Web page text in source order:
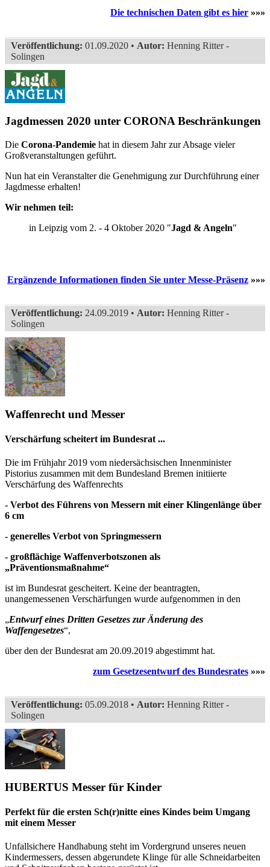
Die technischen Daten gibt es hier »»»
Veröffentlichung: 01.09.2020 • Autor: Henning Ritter -
Solingen
Jagdmessen 2020 unter CORONA Beschränkungen
Die Corona-Pandemie hat in diesem Jahr zur Absage vieler
Großveranstaltungen geführt.
Nun hat ein Veranstalter die Genehmigung zur Durchführung einer
Jagdmesse erhalten!
Wir nehmen teil:
in Leipzig vom 2. - 4 Oktober 2020 "Jagd & Angeln"
Ergänzende Informationen finden Sie unter Messe-Präsenz »»»
Veröffentlichung: 24.09.2019 • Autor: Henning Ritter -
Solingen
Waffenrecht und Messer
Verschärfung scheitert im Bundesrat ...
Die im Frühjahr 2019 vom niedersächsischen Innenminister
Pistorius zusammen mit dem Bundesland Bremen initiierte
Verschärfung des Waffenrechts
- Verbot des Führens von Messern mit einer Klingenlänge über
6 cm
- generelles Verbot von Springmessern
- großflächige Waffenverbotszonen als
„Präventionsmaßnahme“
ist im Bundesrat gescheitert. Keine der beantragten,
unangemessenen Verschärfungen wurde aufgenommen in den
„Entwurf eines Dritten Gesetzes zur Änderung des
Waffengesetzes“,
über den der Bundesrat am 20.09.2019 abgestimmt hat.
zum Gesetzesentwurf des Bundesrates »»»
Veröffentlichung: 05.09.2018 • Autor: Henning Ritter -
Solingen
HUBERTUS Messer für Kinder
Perfekt für die ersten Sch(r)nitte eines Kindes beim Umgang
mit einem Messer
Unfallsichere Handhabung steht im Vordergrund unseres neuen
Kindermessers, dessen abgerundete Klinge für alle Schneidarbeiten